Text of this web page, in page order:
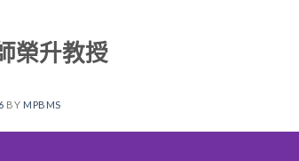
榮升教授
BY MPBMS